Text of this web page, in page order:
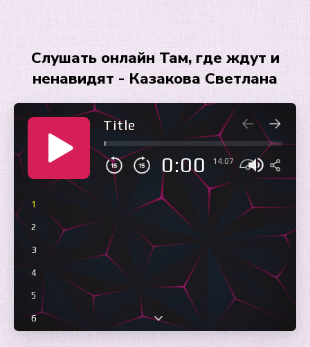
Слушать онлайн Там, где ждут и
ненавидят - Казакова Светлана
Title
0:00 14:07
1
2
3
4
5
6